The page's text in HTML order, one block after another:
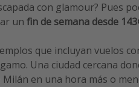
con glamour? Pues
un fin de semana desde
que incluyan vuelos
Una ciudad cercana
en una hora más o